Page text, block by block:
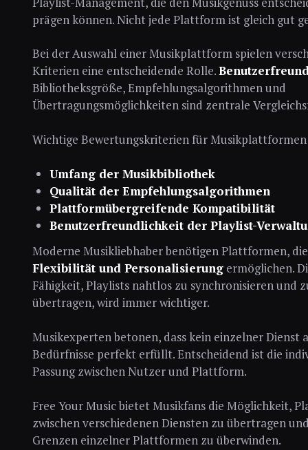
prägen können. Nicht jede Plattform ist gleich gut
Bei der Auswahl einer Musikplattform spielen
Kriterien eine entscheidende Rolle.
Bibliotheksgröße, Empfehlungsalgorithmen und
Übertragungsmöglichkeiten sind zentrale
Wichtige Bewertungskriterien für
Umfang der Musikbibliothek
Qualität der Empfehlungsalgorithmen
Plattformübergreifende Kompatibilität
Benutzerfreundlichkeit der Playlist-
Moderne Musikliebhaber benötigen Plattformen, die
Flexibilität und Personalisierungermöglichen.
Fähigkeit, Playlists nahtlos zu synchronisieren und
übertragen, wird immer wichtiger.
Musikexperten betonen, dass kein einzelner Dienst
Bedürfnisse perfekt erfüllt. Entscheidend ist die
Passung zwischen Nutzer und Plattform.
Free Your Music bietet Musikfans die Möglichkeit,
zwischen verschiedenen Diensten zu übertragen
Grenzen einzelner Plattformen zu überwinden.